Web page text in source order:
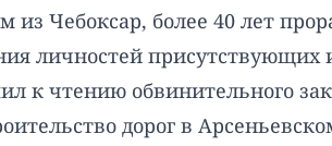
из Чебоксар, более 40 лет
личностей присутствующих
к чтению обвинительного
дорог в